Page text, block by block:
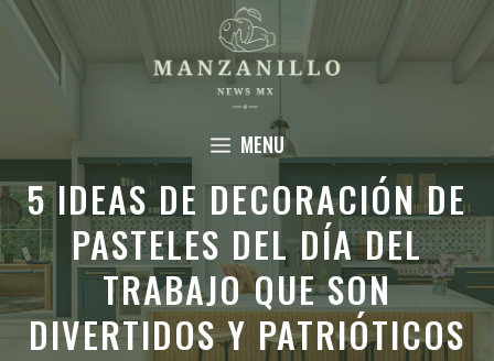
Saltar
contenido
MENU
5 IDEAS DE DECORACIÓN DE
PASTELES DEL DÍA DEL
TRABAJO QUE SON
DIVERTIDOS Y PATRIÓTICOS